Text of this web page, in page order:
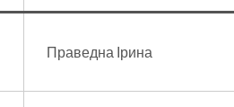
Праведна Ірина